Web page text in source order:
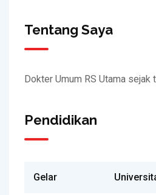
Tentang Saya
Dokter Umum RS Utama sejak
Pendidikan
Gelar